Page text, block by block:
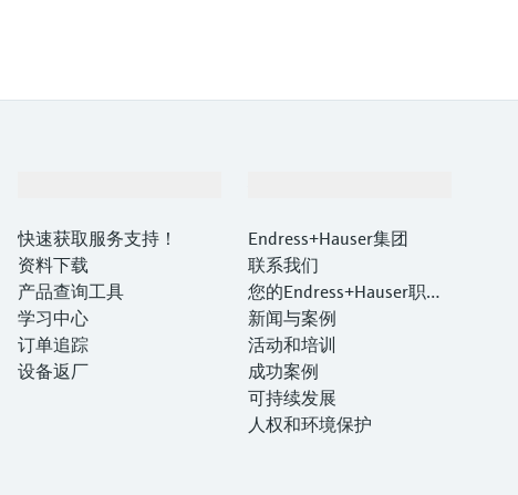
快速获取服务支持！
资料下载
产品查询工具
学习中心
订单追踪
设备返厂
Endress+Hauser集团
联系我们
您的Endress+Hauser职业
生涯
新闻与案例
活动和培训
成功案例
可持续发展
人权和环境保护